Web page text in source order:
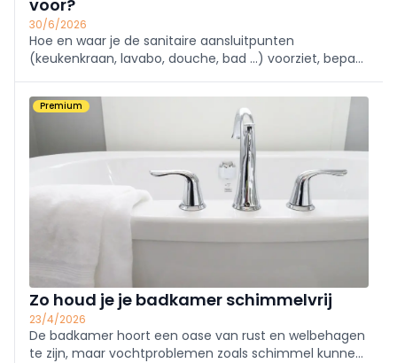
voor?
30/6/2026
Hoe en waar je de sanitaire aansluitpunten
(keukenkraan, lavabo, douche, bad ...) voorziet, bepaal
moet je ervoor zorgen dat je die niet te hoog of te
laag voorziet.
Premium
Zo houd je je badkamer schimmelvrij
23/4/2026
De badkamer hoort een oase van rust en welbehagen
te zijn, maar vochtproblemen zoals schimmel kunnen